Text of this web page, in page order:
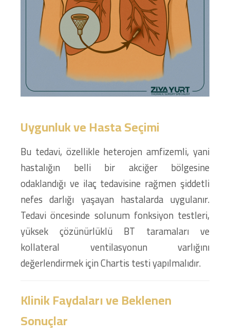
Uygunluk ve Hasta Seçimi
Bu tedavi, özellikle heterojen amfizemli, yani
hastalığın belli bir akciğer bölgesine
odaklandığı ve ilaç tedavisine rağmen şiddetli
nefes darlığı yaşayan hastalarda uygulanır.
Tedavi öncesinde solunum fonksiyon testleri,
yüksek çözünürlüklü BT taramaları ve
kollateral ventilasyonun varlığını
değerlendirmek için Chartis testi yapılmalıdır.
Klinik Faydaları ve Beklenen
Sonuçlar